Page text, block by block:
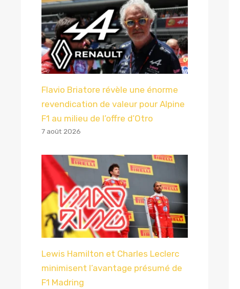
Flavio Briatore révèle une énorme
revendication de valeur pour Alpine
F1 au milieu de l’offre d’Otro
7 août 2026
Lewis Hamilton et Charles Leclerc
minimisent l’avantage présumé de
F1 Madring